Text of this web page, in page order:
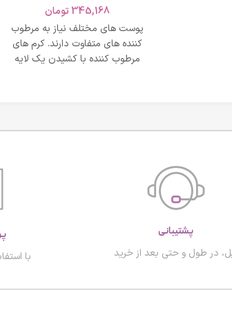
روشن
345,168تومان
پوست های مختلف نیاز به مرطوب
کننده های متفاوت دارند. کرم های
مرطوب کننده با کشیدن یک لایه
پشتیبانی
در طول و حتی بعد از خرید با